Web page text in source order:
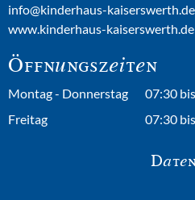
info@kinderhaus-kaiserswerth.de
www.kinderhaus-kaiserswerth.de
Öffnungszeiten
Montag - Donnerstag
07:30
Freitag
07:30